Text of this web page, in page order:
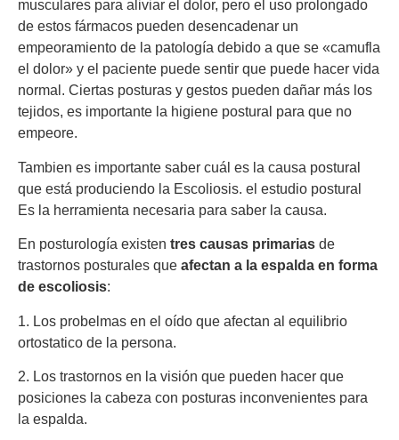
musculares para aliviar el dolor, pero el uso prolongado
de estos fármacos pueden desencadenar un
empeoramiento de la patología debido a que se «camufla
el dolor» y el paciente puede sentir que puede hacer vida
normal. Ciertas posturas y gestos pueden dañar más los
tejidos, es importante la higiene postural para que no
empeore.
Tambien es importante saber cuál es la causa postural
que está produciendo la Escoliosis. el estudio postural
Es la herramienta necesaria para saber la causa.
En posturología existen tres causas primarias de
trastornos posturales que afectan a la espalda en forma
de escoliosis:
1. Los probelmas en el oído que afectan al equilibrio
ortostatico de la persona.
2. Los trastornos en la visión que pueden hacer que
posiciones la cabeza con posturas inconvenientes para
la espalda.